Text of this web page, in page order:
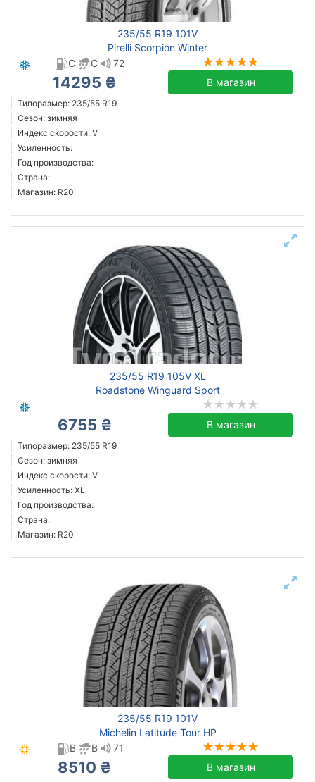
235/55 R19 101V
Pirelli Scorpion Winter
C
C 72
14295 ₴ В магазин
Типоразмер: 235/55 R19
Сезон: зимняя
Индекс скорости: V
Усиленность:
Год производства:
Страна:
Магазин: R20
235/55 R19 105V XL
Roadstone Winguard Sport
6755 ₴ В магазин
Типоразмер: 235/55 R19
Сезон: зимняя
Индекс скорости: V
Усиленность: XL
Год производства:
Страна:
Магазин: R20
235/55 R19 101V
Michelin Latitude Tour HP
B
B 71
8510 ₴ В магазин